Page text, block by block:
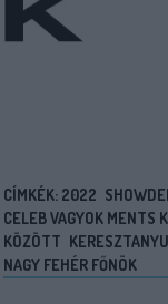
CÍMKÉK: 2022
CELEB VAGYOK MENTS
KÖZÖTT KERESZTANYU
NAGY FEHÉR FŐNÖK